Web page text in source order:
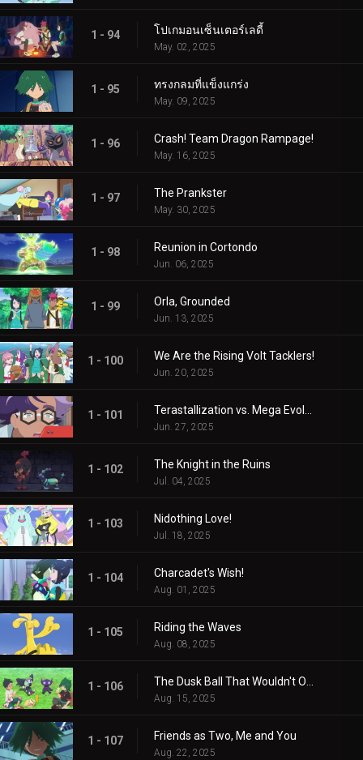
1 - 94 โปเกมอนเซ็นเตอร์เลดี้
May. 02, 2025
1 - 95 ทรงกลมที่แข็งแกร่ง
May. 09, 2025
1 - 96 Crash! Team Dragon Rampage!
May. 16, 2025
1 - 97 The Prankster
May. 30, 2025
1 - 98 Reunion in Cortondo
Jun. 06, 2025
1 - 99 Orla, Grounded
Jun. 13, 2025
1 - 100 We Are the Rising Volt Tacklers!
Jun. 20, 2025
1 - 101
Jun. 27, 2025
1 - 102 The Knight in the Ruins
Jul. 04, 2025
1 - 103 Nidothing Love!
Jul. 18, 2025
1 - 104 Charcadet's Wish!
Aug. 01, 2025
1 - 105 Riding the Waves
Aug. 08, 2025
1 - 106
Aug. 15, 2025
1 - 107 Friends as Two, Me and You
Aug. 22, 2025